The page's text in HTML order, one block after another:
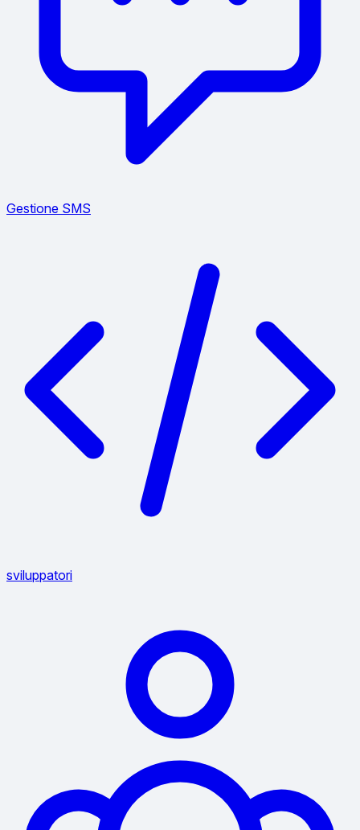
Gestione SMS
sviluppatori